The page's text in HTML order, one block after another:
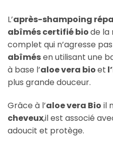
L’après-shampoing
abîmés certifié biode la
complet qui n’agresse
abîmésen utilisant une
à base l’aloe vera bioet
plus grande douceur.
Grâce à l’aloe vera Bio il
cheveux,il est associé
adoucit et protège.